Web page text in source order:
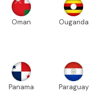
Oman Ouganda
Panama Paraguay